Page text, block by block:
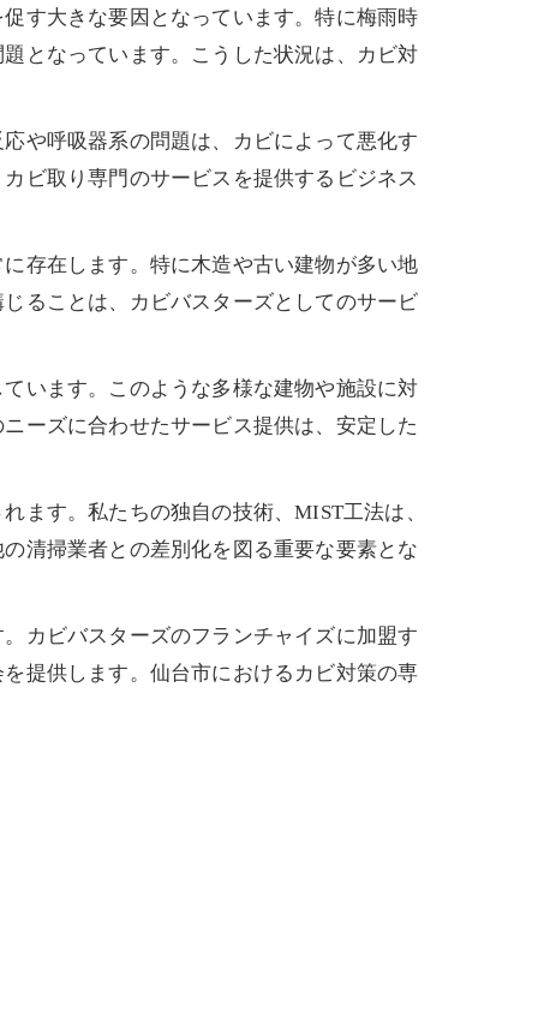
す大きな要因となっています。特に梅雨時
となっています。こうした状況は、カビ対
や呼吸器系の問題は、カビによって悪化す
ビ取り専門のサービスを提供するビジネス
存在します。特に木造や古い建物が多い地
ることは、カビバスターズとしてのサービ
います。このような多様な建物や施設に対
ーズに合わせたサービス提供は、安定した
ます。私たちの独自の技術、MIST工法は、
清掃業者との差別化を図る重要な要素とな
カビバスターズのフランチャイズに加盟す
提供します。仙台市におけるカビ対策の専